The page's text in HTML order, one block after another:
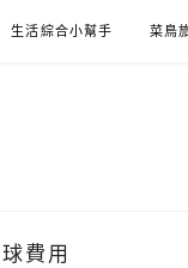
生活綜合小幫手 菜鳥
費用